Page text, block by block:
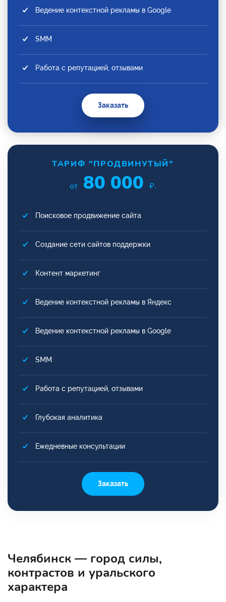
Ведение контекстной рекламы в Google
SMM
Работа с репутацией, отзывами
Заказать
ТАРИФ "ПРОДВИНУТЫЙ"
от 80 000 ₽.
Поисковое продвижение сайта
Создание сети сайтов поддержки
Контент маркетинг
Ведение контекстной рекламы в Яндекс
Ведение контекстной рекламы в Google
SMM
Работа с репутацией, отзывами
Глубокая аналитика
Ежедневные консультации
Заказать
Челябинск — город силы,
контрастов и уральского
характера